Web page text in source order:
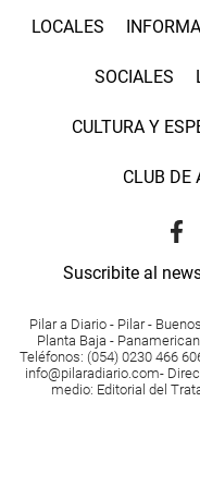
LOCALES
SOCIALES
CULTURA Y
CLUB DE
Suscribite al
Pilar a Diario - Pilar -
Planta Baja -
Teléfonos: (054) 0230 466
info@pilaradiario.com-
medio: Editorial del